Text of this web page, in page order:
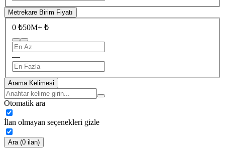
Metrekare Birim Fiyatı
0 ₺50M+ ₺
—
Arama Kelimesi
Otomatik ara
İlan olmayan seçenekleri gizle
Ara (0 ilan)